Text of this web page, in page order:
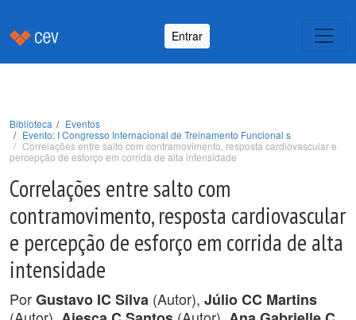
Entrar
Biblioteca
Eventos
Evento: I Congresso Internacional de Treinamento Funcional s
Correlações entre salto com contramovimento, resposta cardiovascular e
percepção de esforço em corrida de alta intensidade
Correlações entre salto com
contramovimento, resposta cardiovascular
e percepção de esforço em corrida de alta
intensidade
PorGustavo IC Silva (Autor), Júlio CC Martins